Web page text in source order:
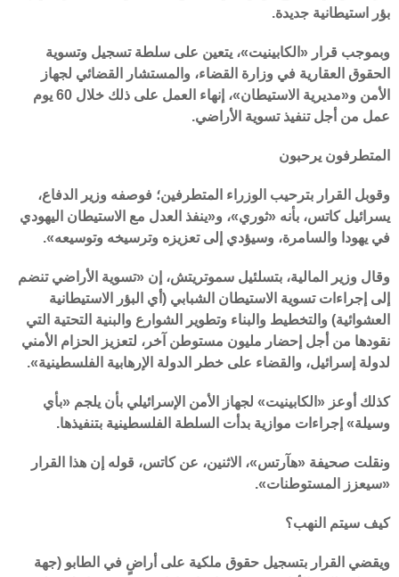
بؤر استيطانية جديدة.
وبموجب قرار «الكابينيت»، يتعين على سلطة تسجيل وتسوية
الحقوق العقارية في وزارة القضاء، والمستشار القضائي لجهاز
الأمن و«مديرية الاستيطان»، إنهاء العمل على ذلك خلال 60 يوم
عمل من أجل تنفيذ تسوية الأراضي.
المتطرفون يرحبون
وقوبل القرار بترحيب الوزراء المتطرفين؛ فوصفه وزير الدفاع،
يسرائيل كاتس، بأنه «ثوري»، و«ينفذ العدل مع الاستيطان اليهودي
في يهودا والسامرة، وسيؤدي إلى تعزيزه وترسيخه وتوسيعه».
وقال وزير المالية، بتسلئيل سموتريتش، إن «تسوية الأراضي تنضم
إلى إجراءات تسوية الاستيطان الشبابي (أي البؤر الاستيطانية
العشوائية) والتخطيط والبناء وتطوير الشوارع والبنية التحتية التي
نقودها من أجل إحضار مليون مستوطن آخر، لتعزيز الحزام الأمني
لدولة إسرائيل، والقضاء على خطر الدولة الإرهابية الفلسطينية».
كذلك أوعز «الكابينيت» لجهاز الأمن الإسرائيلي بأن يلجم «بأي
وسيلة» إجراءات موازية بدأت السلطة الفلسطينية بتنفيذها.
ونقلت صحيفة «هآرتس»، الاثنين، عن كاتس، قوله إن هذا القرار
«سيعزز المستوطنات».
كيف سيتم النهب؟
ويقضي القرار بتسجيل حقوق ملكية على أراضٍ في الطابو (جهة